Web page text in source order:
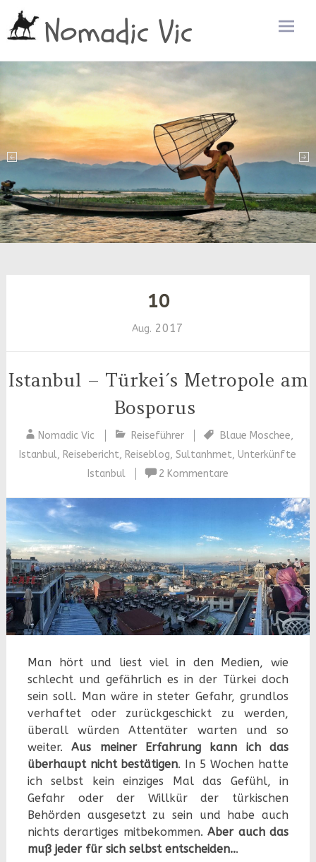
Nomadic Vic
10
Aug. 2017
Istanbul – Türkei´s Metropole am
Bosporus
Nomadic Vic Reiseführer Blaue Moschee,
Istanbul, Reisebericht, Reiseblog,Sultanhmet,Unterkünfte
Istanbul
2 Kommentare
Man hört und liest viel in den Medien, wie
schlecht und gefährlich es in der Türkei doch
sein soll. Man wäre in steter Gefahr, grundlos
verhaftet oder zurückgeschickt zu werden,
überall würden Attentäter warten und so
weiter.Aus meiner Erfahrung kann ich das
überhaupt nicht bestätigen. In 5 Wochen hatte
ich selbst kein einziges Mal das Gefühl, in
Gefahr oder der Willkür der türkischen
Behörden ausgesetzt zu sein und habe auch
nichts derartiges mitbekommen.Aber auch das
muß jeder für sich selbst entscheiden...